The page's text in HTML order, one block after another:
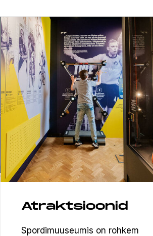
Atraktsioonid
Spordimuuseumis on rohkem